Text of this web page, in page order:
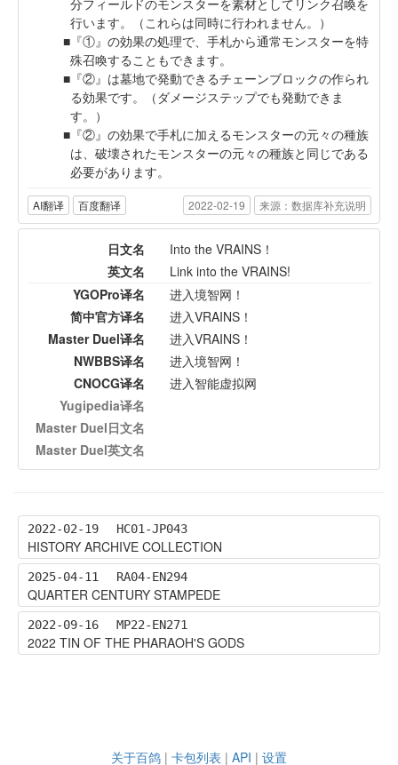
行います。（これらは同時に行われません。）
『①』の効果の処理で、手札から通常モンスターを特
殊召喚することもできます。
『②』は墓地で発動できるチェーンブロックの作られ
る効果です。（ダメージステップでも発動できま
す。）
『②』の効果で手札に加えるモンスターの元々の種族
は、破壊されたモンスターの元々の種族と同じである
必要があります。
AI翻译 百度翻译 2022-02-19 来源：数据库补充说明
日文名
Into the VRAINS！
英文名
Link into the VRAINS!
YGOPro译名
进入境智网！
简中官方译名
进入VRAINS！
Master Duel译名
进入VRAINS！
NWBBS译名
进入境智网！
CNOCG译名
进入智能虚拟网
Yugipedia译名
Master Duel日文名
Master Duel英文名
2022-02-19 HC01-JP043
HISTORY ARCHIVE COLLECTION
2025-04-11 RA04-EN294
QUARTER CENTURY STAMPEDE
2022-09-16 MP22-EN271
2022 TIN OF THE PHARAOH'S GODS
关于百鸽 | 卡包列表 | API | 设置